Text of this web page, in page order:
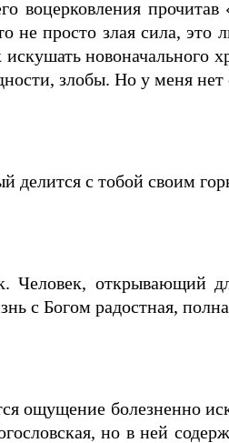
воцерковления
не просто злая сила, это
новоначального
злобы. Но у меня
делится с тобой своим
открывающий
с Богом радостная,
ощущение болезненно
но в ней